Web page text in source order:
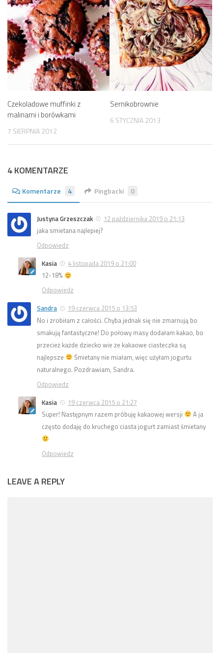
Czekoladowe muffinki z
malinami i borówkami
7 SIERPNIA 2012
Sernikobrownie
6 STYCZNIA 2013
4 KOMENTARZE
Komentarze 4 Pingbacki 0
Justyna Grzeszczak
12 października 2019 o 21:13
jaka smietana najlepiej?
Odpowiedz
Kasia
4 listopada 2019 o 21:00
12-18%
Odpowiedz
Sandra
19 czerwca 2015 o 13:53
No i zrobiłam z całości. Chyba jednak się nie zmarnują bo
smakują fantastyczne! Do połowy masy dodałam kakao, bo
przecież każde dziecko wie że kakaowe ciasteczka są
najlepsze
Śmietany nie miałam, więc użyłam jogurtu
naturalnego. Pozdrawiam, Sandra.
Odpowiedz
Kasia
19 czerwca 2015 o 21:27
Super! Następnym razem próbuję kakaowej wersji
A ja
często dodaję do kruchego ciasta jogurt zamiast śmietany
Odpowiedz
LEAVE A REPLY